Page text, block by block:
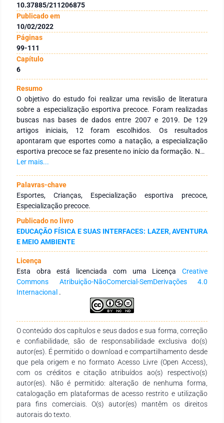
10.37885/211206875
Publicado em
10/02/2022
Páginas
99-111
Capítulo
6
Resumo
O objetivo do estudo foi realizar uma revisão de literatura
sobre a especialização esportiva precoce. Foram realizadas
buscas nas bases de dados entre 2007 e 2019. De 129
artigos iniciais, 12 foram escolhidos. Os resultados
apontaram que esportes como a natação, a especialização
esportiva precoce se faz presente no início da formação. Nos
esportes coletivos, como o vôlei, a especialização esportiva
físicas entre outras temeridades. Concluiu-se que, mesmo que
alguns esportes de alto rendimento exijam a especialização
esportiva precoce, não se recomenda a aplicação nas
práticas esportivas com crianças.
Ler mais...
Palavras-chave
Esportes, Crianças, Especialização esportiva precoce,
Especialização precoce.
Publicado no livro
EDUCAÇÃO FÍSICA E SUAS INTERFACES: LAZER, AVENTURA
E MEIO AMBIENTE
Licença
Esta obra está licenciada com uma Licença Creative
Commons Atribuição-NãoComercial-SemDerivações 4.0
Internacional .
O conteúdo dos capítulos e seus dados e sua forma, correção
e confiabilidade, são de responsabilidade exclusiva do(s)
autor(es). É permitido o download e compartilhamento desde
que pela origem e no formato Acesso Livre (Open Access),
com os créditos e citação atribuídos ao(s) respectivo(s)
autor(es). Não é permitido: alteração de nenhuma forma,
catalogação em plataformas de acesso restrito e utilização
para fins comerciais. O(s) autor(es) mantêm os direitos
autorais do texto.